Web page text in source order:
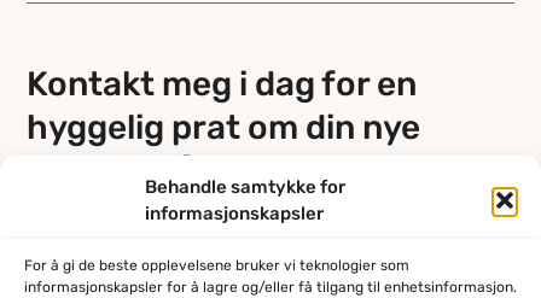
Behandle samtykke for
informasjonskapsler
For å gi de beste opplevelsene bruker vi teknologier som
informasjonskapsler for å lagre og/eller få tilgang til enhetsinformasjon.
Kontakt meg i dag for en
hyggelig prat om din nye
nettside 😀